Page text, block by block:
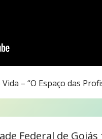
– “O Espaço das
Federal de